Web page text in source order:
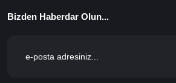
Bizden Haberdar Olun...